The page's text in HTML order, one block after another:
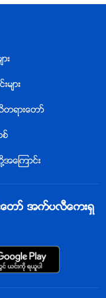
း
မ်ား
တရားေတာ္
အေၾကာင္း
ေတာ္ အက္ပလီေကးရွ